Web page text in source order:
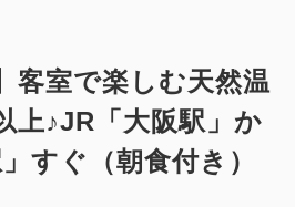
ン
2 1~2名
Wi-Fiあり（無料）
客室で楽しむ天然温
上♪JR「大阪駅」か
すぐ（朝食付き）